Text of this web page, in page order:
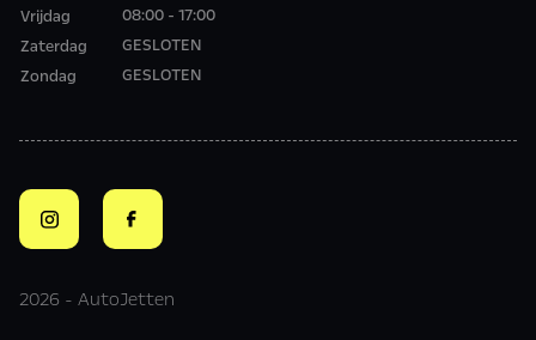
Vrijdag
Zaterdag
Zondag
08:00 - 17:00
GESLOTEN
GESLOTEN
2026 - AutoJetten